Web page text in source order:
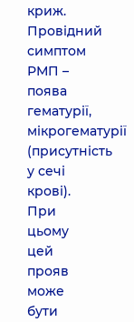
криж.
Провідний
симптом
РМП –
поява
гематурії,
мікрогематурії
(присутність
у сечі
крові).
При
цьому
цей
прояв
може
бути